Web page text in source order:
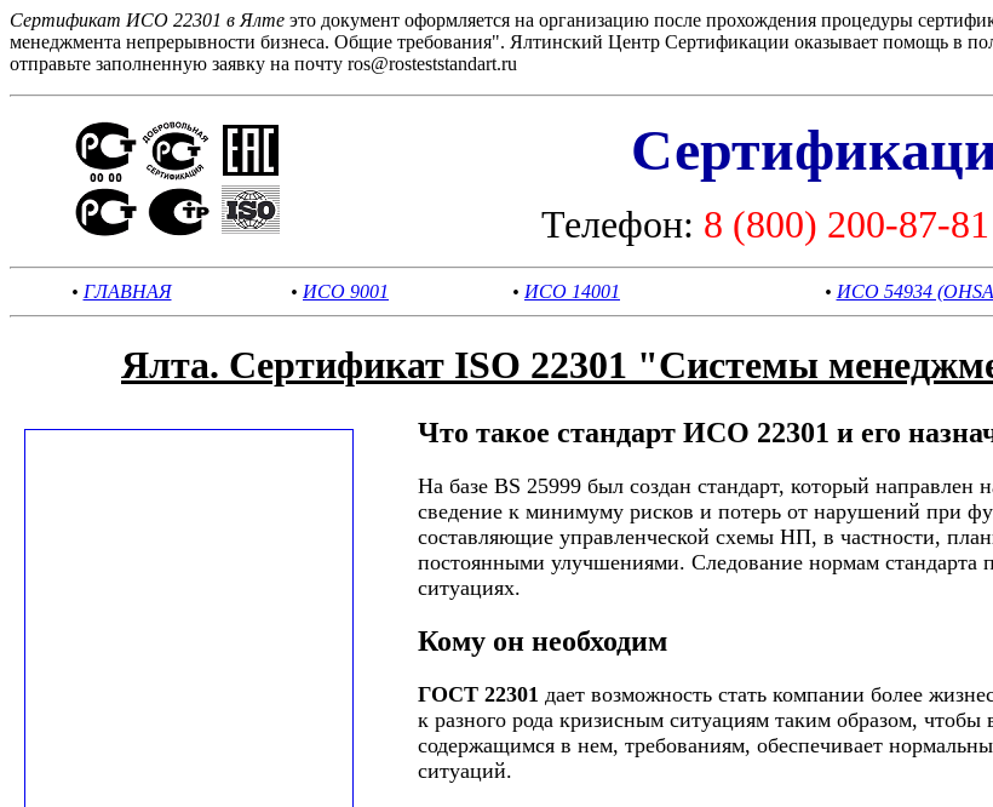
Сертификат ИСО 22301 в Ялте это документ оформляется на организацию после прохождения процедуры
менеджмента непрерывности бизнеса. Общие требования". Ялтинский Центр Сертификации оказывает помощь в
отправьте заполненную заявку на почту ros@rosteststandart.ru
Телефон: 8 (800) 200-87-81
• ГЛАВНАЯ • ИСО 9001 • ИСО 14001 • ИСО 54934
Ялта. Сертификат ISO 22301 "Системы
Что такое стандарт ИСО 22301 и его
На базе BS 25999 был создан стандарт, который направлен
сведение к минимуму рисков и потерь от нарушений при
составляющие управленческой схемы НП, в частности,
постоянными улучшениями. Следование нормам стандарта
ситуациях.
Кому он необходим
ГОСТ 22301 дает возможность стать компании более
к разного рода кризисным ситуациям таким образом, чтобы
содержащимся в нем, требованиям, обеспечивает
ситуаций.